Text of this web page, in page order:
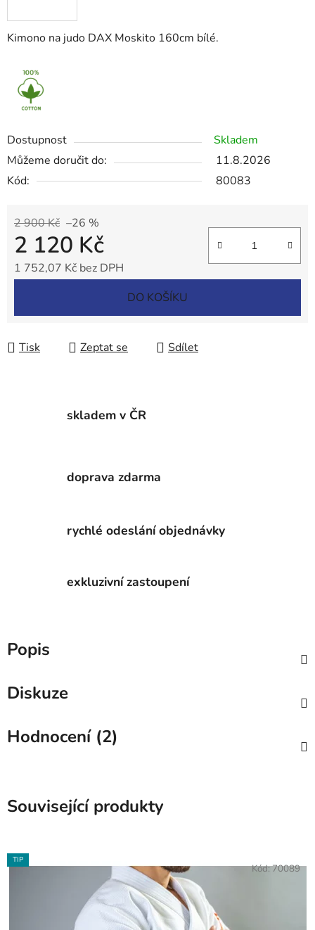
Kimono na judo DAX Moskito 160cm bílé.
Dostupnost
Skladem
Můžeme doručit do:
11.8.2026
Kód:
80083
2 900 Kč –26 %
2 120 Kč
1 752,07 Kč bez DPH
DO KOŠÍKU
Tisk Zeptat se Sdílet
skladem v ČR
doprava zdarma
rychlé odeslání objednávky
exkluzivní zastoupení
Popis
Diskuze
Hodnocení (2)
Související produkty
TIP
Kód:70089